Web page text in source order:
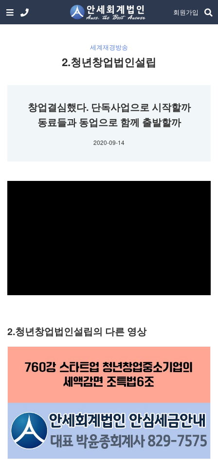
회원가입
세계재경방송
2.청년창업법인설립
창업결심했다. 단독사업으로 시작할까
동료들과 동업으로 함께 출발할까
2020-09-14
2.청년창업법인설립의 다른 영상